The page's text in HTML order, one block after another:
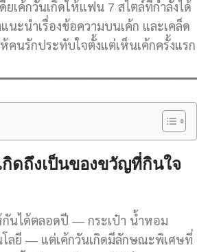
ยเค้กวันเกิดให้แฟน 7 สไตล์ที่กำลังได้
ะนำเรื่องข้อความบนเค้ก และเคล็ด
คนรักประทับใจตั้งแต่เห็นเค้กครั้งแรก
กิดถึงเป็นของขวัญที่กินใจ
กันได้ตลอดปี — กระเป๋า น้ำหอม
โลยี — แต่เค้กวันเกิดมีลักษณะพิเศษที่